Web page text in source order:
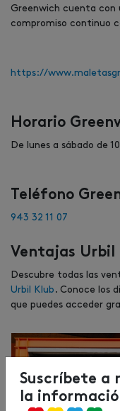
Greenwich cuenta con
compromiso continuo
https://
Horario
De lunes a sábado de
Teléfono
943 32 11 07
Ventajas Urbil
Descubre todas las
Urbil Klub . Conoce los
que puedes acceder
Suscríbete a
la